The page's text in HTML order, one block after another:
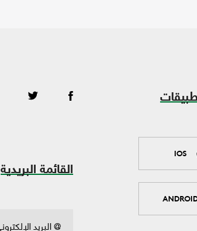
IOS
القائمة البريدية